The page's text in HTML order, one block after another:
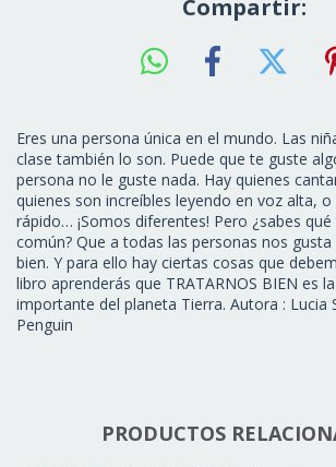
Compartir:
Eres una persona única en el mundo. Las
clase también lo son. Puede que te guste
persona no le guste nada. Hay quienes
quienes son increíbles leyendo en voz alta,
rápido… ¡Somos diferentes! Pero ¿sabes
común? Que a todas las personas nos
bien. Y para ello hay ciertas cosas que
libro aprenderás que TRATARNOS BIEN es
importante del planeta Tierra. Autora : Lucia
Penguin
PRODUCTOS